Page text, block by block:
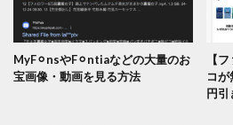
MyF⚪︎nsやF⚪︎ntiaなどの大量のお
宝画像・動画を見る方法
【
コ
円引